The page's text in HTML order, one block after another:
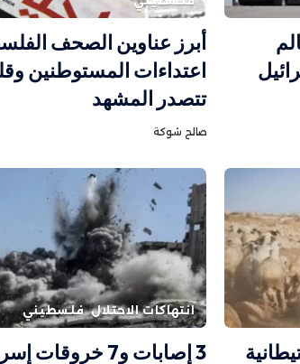
أبرز عناوين الصحف
اعتداءات المستوطنين
تتصدر المشهد
صالح شوكة
انتهاكات الاحتلال فلسطيني
3 إصابات و7 خروقات